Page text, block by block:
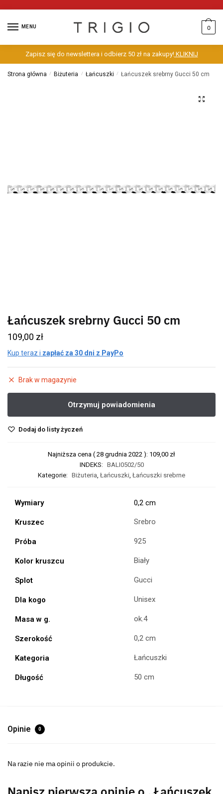
MENU 0
Zapisz się do newslettera i odbierz 50 zł na zakupy!KLIKNIJ
Strona główna / Biżuteria / Łańcuszki / Łańcuszek srebrny Gucci 50 cm
Łańcuszek srebrny Gucci 50 cm
109,00 zł
Kup teraz i zapłać za 30 dni z PayPo
Brak w magazynie
Dodaj do listy życzeń
Najniższa cena ( 28 grudnia 2022 ): 109,00 zł
INDEKS: BALI0502/50
Kategorie: Biżuteria, Łańcuszki, Łańcuszki srebrne
Wymiary 0,2 cm
Kruszec Srebro
Próba 925
Kolor kruszcu Biały
Splot Gucci
Dla kogo Unisex
Masa w g. ok.4
Szerokość 0,2 cm
Kategoria Łańcuszki
Długość 50 cm
Opinie 0
Na razie nie ma opinii o produkcie.